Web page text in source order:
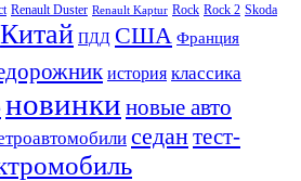
Renault Duster Renault Kaptur Rock Rock 2 Skoda
Китай ПДД США Франция
история классика
новинки новые авто
седантест-